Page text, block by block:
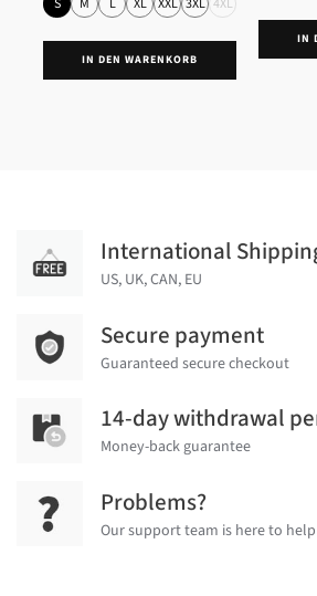
IN DEN WARENKORB
IN
International
US, UK, CAN, EU
Secure payment
Guaranteed secure checkout
14-day withdrawal
Money-back guarantee
Problems?
Our support team is here to